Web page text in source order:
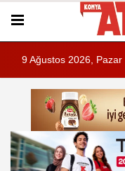
9 Ağustos 2026, Pazar